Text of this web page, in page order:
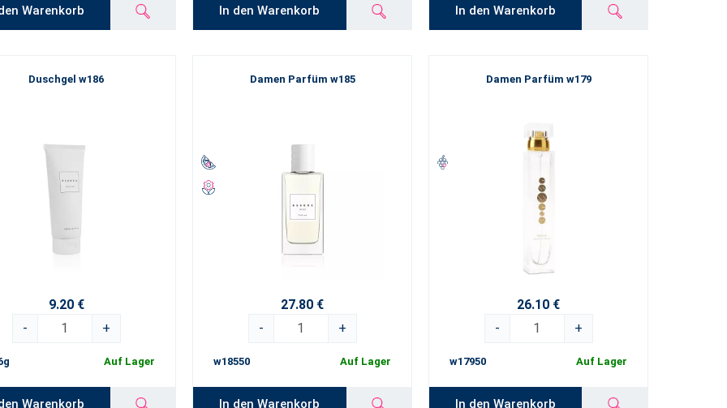
Warenkorb In den Warenkorb In den Warenkorb
Duschgel w186
9.20 €
-
+
Auf Lager
Warenkorb
Damen Parfüm w185
27.80 €
-
+
w18550 Auf Lager
In den Warenkorb
Damen Parfüm w179
26.10 €
-
+
w17950 Auf Lager
In den Warenkorb